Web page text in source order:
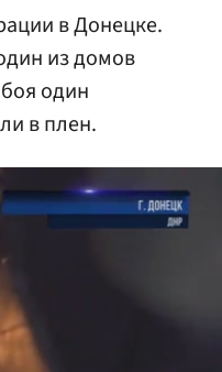
в Донецке.
из домов
один
в плен.